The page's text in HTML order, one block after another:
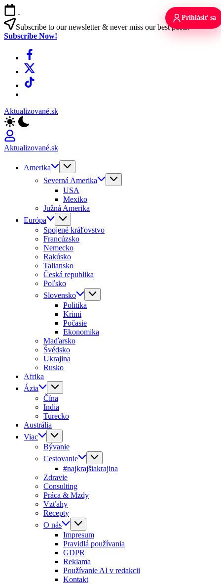
Skip
to
content
-
Subscribe to our newsletter & never miss our best posts.
Subscribe Now!
Facebook
X
TikTok
Aktualizované.sk
Aktualizované.sk
Amerika
Severná Amerika
USA
Mexiko
Južná Amerika
Európa
Spojené kráľovstvo
Francúzsko
Nemecko
Rakúsko
Taliansko
Česká republika
Poľsko
Slovensko
Politika
Krimi
Počasie
Ekonomika
Maďarsko
Švédsko
Ukrajina
Rusko
Afrika
Ázia
Čína
India
Turecko
Austrália
Viac
Bývanie
Cestovanie
#najkrajšiakrajina
Zdravie
Consulting
Práca & Mzdy
Vzťahy
Recepty
O nás
Impresum
Pravidlá používania
GDPR
Reklama
Používanie AI v redakcii
Kontakt
Prihlásiť sa